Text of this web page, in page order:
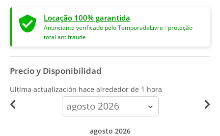
Locação 100% garantida
Anunciante verificado pelo TemporadaLivre - proteção
total antifraude
Precio y Disponibilidad
Ultima actualización hace alrededor de 1 hora
calendar-
month
agosto 2026